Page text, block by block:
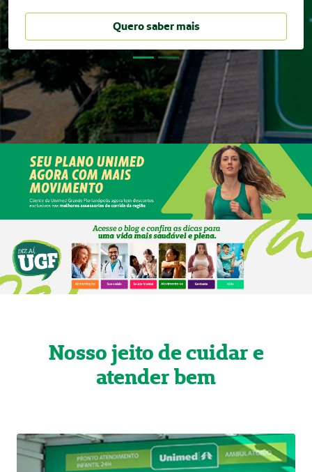
Quero saber mais
Nosso jeito de cuidar e
atender bem